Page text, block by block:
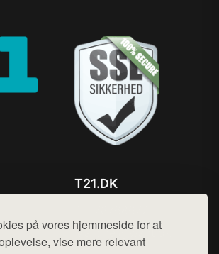
på vores hjemmeside for at
vise mere relevant
T21.DK
Mail:hej@want.dk